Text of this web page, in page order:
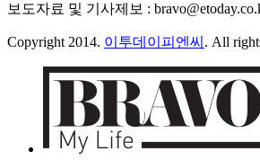
보도자료 및 기사제보 :
Copyright 2014. 이투데이피엔씨 . All